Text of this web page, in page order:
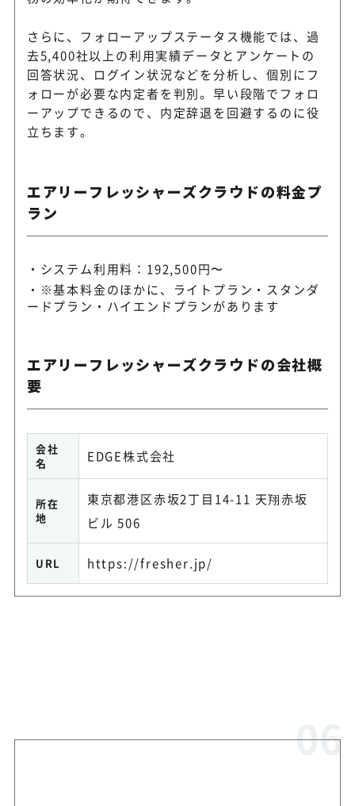
さらに、フォローアップステータス機能では、過
去5,400社以上の利用実績データとアンケートの
回答状況、ログイン状況などを分析し、個別にフ
ォローが必要な内定者を判別。早い段階でフォロ
ーアップできるので、内定辞退を回避するのに役
立ちます。
エアリーフレッシャーズクラウドの料金プ
ラン
システム利用料：192,500円〜
※基本料金のほかに、ライトプラン・スタンダ
ードプラン・ハイエンドプランがあります
エアリーフレッシャーズクラウドの会社概
要
会社
名
EDGE株式会社
所在
地
東京都港区赤坂2丁目14-11 天翔赤坂
ビル 506
URL https://fresher.jp/